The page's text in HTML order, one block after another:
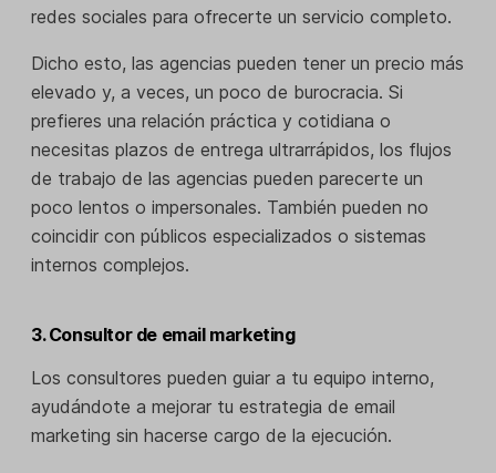
redes sociales para ofrecerte un servicio completo.
Dicho esto, las agencias pueden tener un precio más
elevado y, a veces, un poco de burocracia. Si
prefieres una relación práctica y cotidiana o
necesitas plazos de entrega ultrarrápidos, los flujos
de trabajo de las agencias pueden parecerte un
poco lentos o impersonales. También pueden no
coincidir con públicos especializados o sistemas
internos complejos.
3. Consultor de email marketing
Los consultores pueden guiar a tu equipo interno,
ayudándote a mejorar tu estrategia de email
marketing sin hacerse cargo de la ejecución.